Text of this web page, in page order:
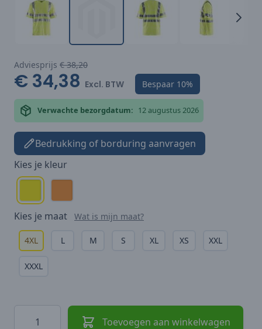
Adviesprijs € 38,20
€ 34,38 Excl. BTW Bespaar 10%
Verwachte bezorgdatum: 12 augustus 2026
Bedrukking of borduring aanvragen
Kies je kleur
Kies je maat Wat is mijn maat?
4XL L M S XL XS XXL
XXXL
Hoeveelheid
Toevoegen aan winkelwagen